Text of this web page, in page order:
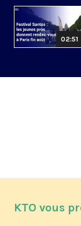
02:51
KTO vous